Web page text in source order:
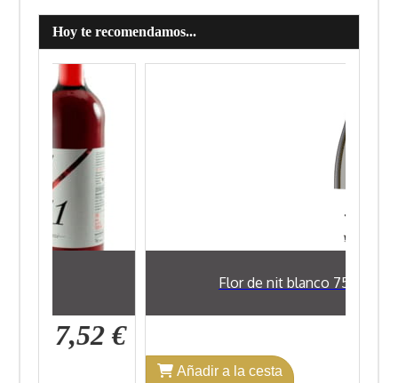
Hoy te recomendamos...
7,52 €
Flor de nit blanco 75 cl
Añadir a la cesta